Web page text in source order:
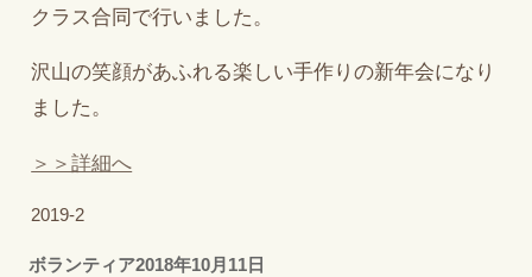
クラス合同で行いました。
沢山の笑顔があふれる楽しい手作りの新年会になり
ました。
＞＞詳細へ
2019-2
ボランティア2018年10月11日